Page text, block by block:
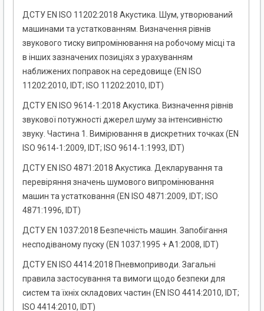
ДСТУ EN ISO 11202:2018 Акустика. Шум, утворюваний
машинами та устаткованням. Визначення рівнів
звукового тиску випромінювання на робочому місці та
в інших зазначених позиціях з урахуванням
наближених поправок на середовище (EN ISO
11202:2010, IDT; ISO 11202:2010, IDT)
ДСТУ EN ISO 9614-1:2018 Акустика. Визначення рівнів
звукової потужності джерел шуму за інтенсивністю
звуку. Частина 1. Вимірювання в дискретних точках (EN
ISO 9614-1:2009, IDT; ISO 9614-1:1993, IDT)
ДСТУ EN ISO 4871:2018 Акустика. Декларування та
перевіряння значень шумового випромінювання
машин та устатковання (EN ISO 4871:2009, IDT; ISO
4871:1996, IDT)
ДСТУ EN 1037:2018 Безпечність машин. Запобігання
несподіваному пуску (EN 1037:1995 + A1:2008, IDT)
ДСТУ EN ISO 4414:2018 Пневмоприводи. Загальні
правила застосування та вимоги щодо безпеки для
систем та їхніх складових частин (EN ISO 4414:2010, IDT;
ISO 4414:2010, IDT)